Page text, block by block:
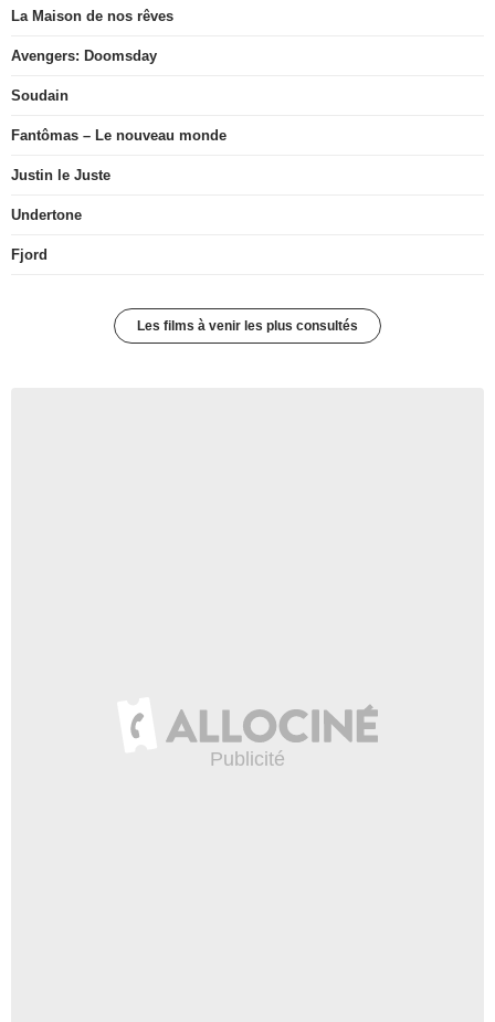
La Maison de nos rêves
Avengers: Doomsday
Soudain
Fantômas – Le nouveau monde
Justin le Juste
Undertone
Fjord
Les films à venir les plus consultés